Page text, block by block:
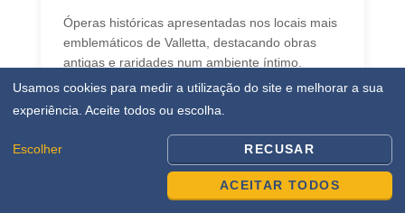
Óperas históricas apresentadas nos locais mais
emblemáticos de Valletta, destacando obras
antigas e raridades num ambiente íntimo.
Instrumentos de época, cenários autênticos e
arquitetura ornamentada servem de cenário
Usamos cookies para medir a utilização do site e melhorar a sua
experiência. Aceite todos ou escolha.
Escolher RECUSAR
ACEITAR TODOS